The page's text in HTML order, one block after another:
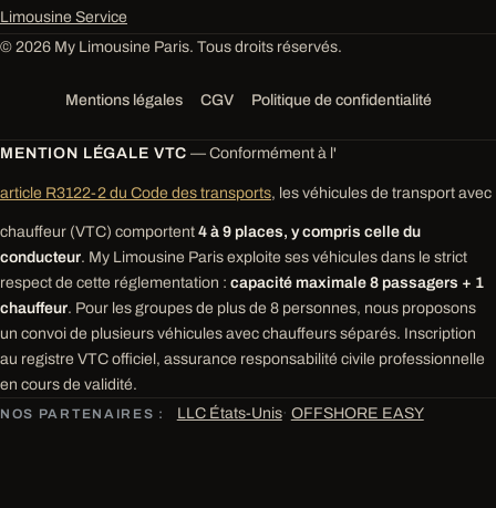
Limousine Service
© 2026 My Limousine Paris. Tous droits réservés.
Mentions légales CGV Politique de confidentialité
MENTION LÉGALE VTC — Conformément à l'
article R3122-2 du Code des transports, les véhicules de transport avec
chauffeur (VTC) comportent 4 à 9 places, y compris celle du
conducteur. My Limousine Paris exploite ses véhicules dans le strict
respect de cette réglementation : capacité maximale 8 passagers + 1
chauffeur. Pour les groupes de plus de 8 personnes, nous proposons
un convoi de plusieurs véhicules avec chauffeurs séparés. Inscription
au registre VTC officiel, assurance responsabilité civile professionnelle
en cours de validité.
NOS PARTENAIRES : LLC États-Unis· OFFSHORE EASY